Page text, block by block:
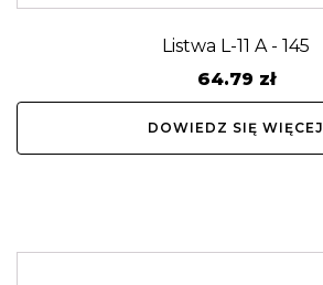
Listwa L-11 A - 145
64.79 zł
DOWIEDZ SIĘ WIĘCEJ